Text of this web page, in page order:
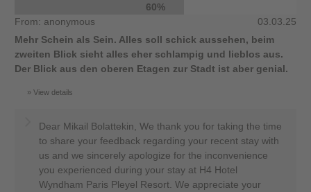
60%
From: anonymous
03.03.25
Mehr Schein als Sein. Alles soll schick aussehen, beim
zweiten Blick sieht alles eher schlampig und lieblos aus.
Der Blick aus den oberen Etagen zur Stadt ist aber genial.
View details
Dear Mikail Bolattekin, We thank you for taking the time
to share your feedback regarding your recent stay with
us and we sincerely apologize for the inconvenience
you experienced during your stay at H4 Hotel
Wyndham Paris Pleyel Resort. We appreciate your